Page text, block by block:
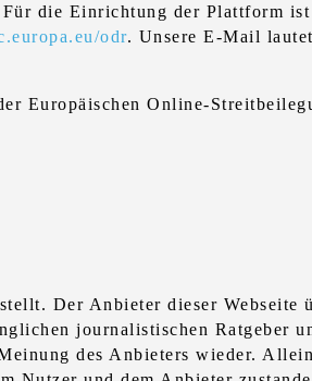
die Einrichtung der Plattform
odr. Unsere E-Mail
Europäischen Online-
Der Anbieter dieser Webseite
journalistischen Ratgeber
des Anbieters wieder.